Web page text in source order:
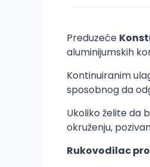
Preduzeće
aluminijumskih
Kontinuiranim
sposobnog da
Ukoliko želite da
okruženju,
Rukovodilac